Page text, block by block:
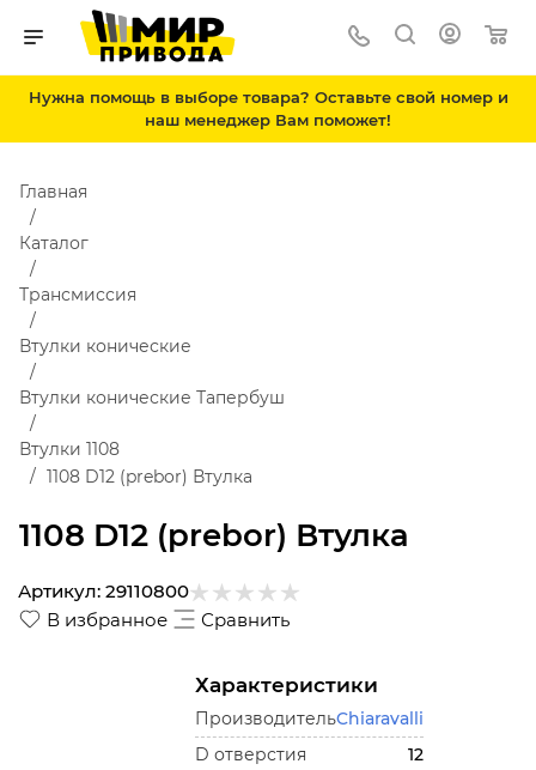
Нужна помощь в выборе товара? Оставьте свой номер и
наш менеджер Вам поможет!
1108 D12 (prebor) Втулка
Главная
Каталог
Трансмиссия
Втулки конические
Втулки конические Тапербуш
Втулки 1108
1108 D12 (prebor) Втулка
В избранное Сравнить
Артикул: 29110800
Характеристики
ПроизводительChiaravalli
D отверстия
12